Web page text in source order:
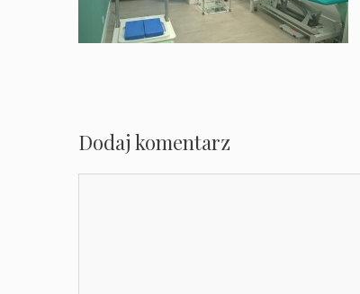
Dodaj komentarz